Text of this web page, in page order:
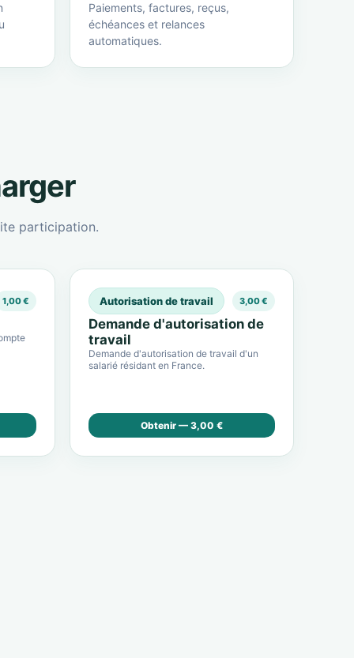
Paiements, factures, reçus,
échéances et relances
automatiques.
participation.
1,00 € Autorisation de travail 3,00 €
Demande d'autorisation de
travail
Demande d'autorisation de travail d'un
salarié résidant en France.
Obtenir — 3,00 €